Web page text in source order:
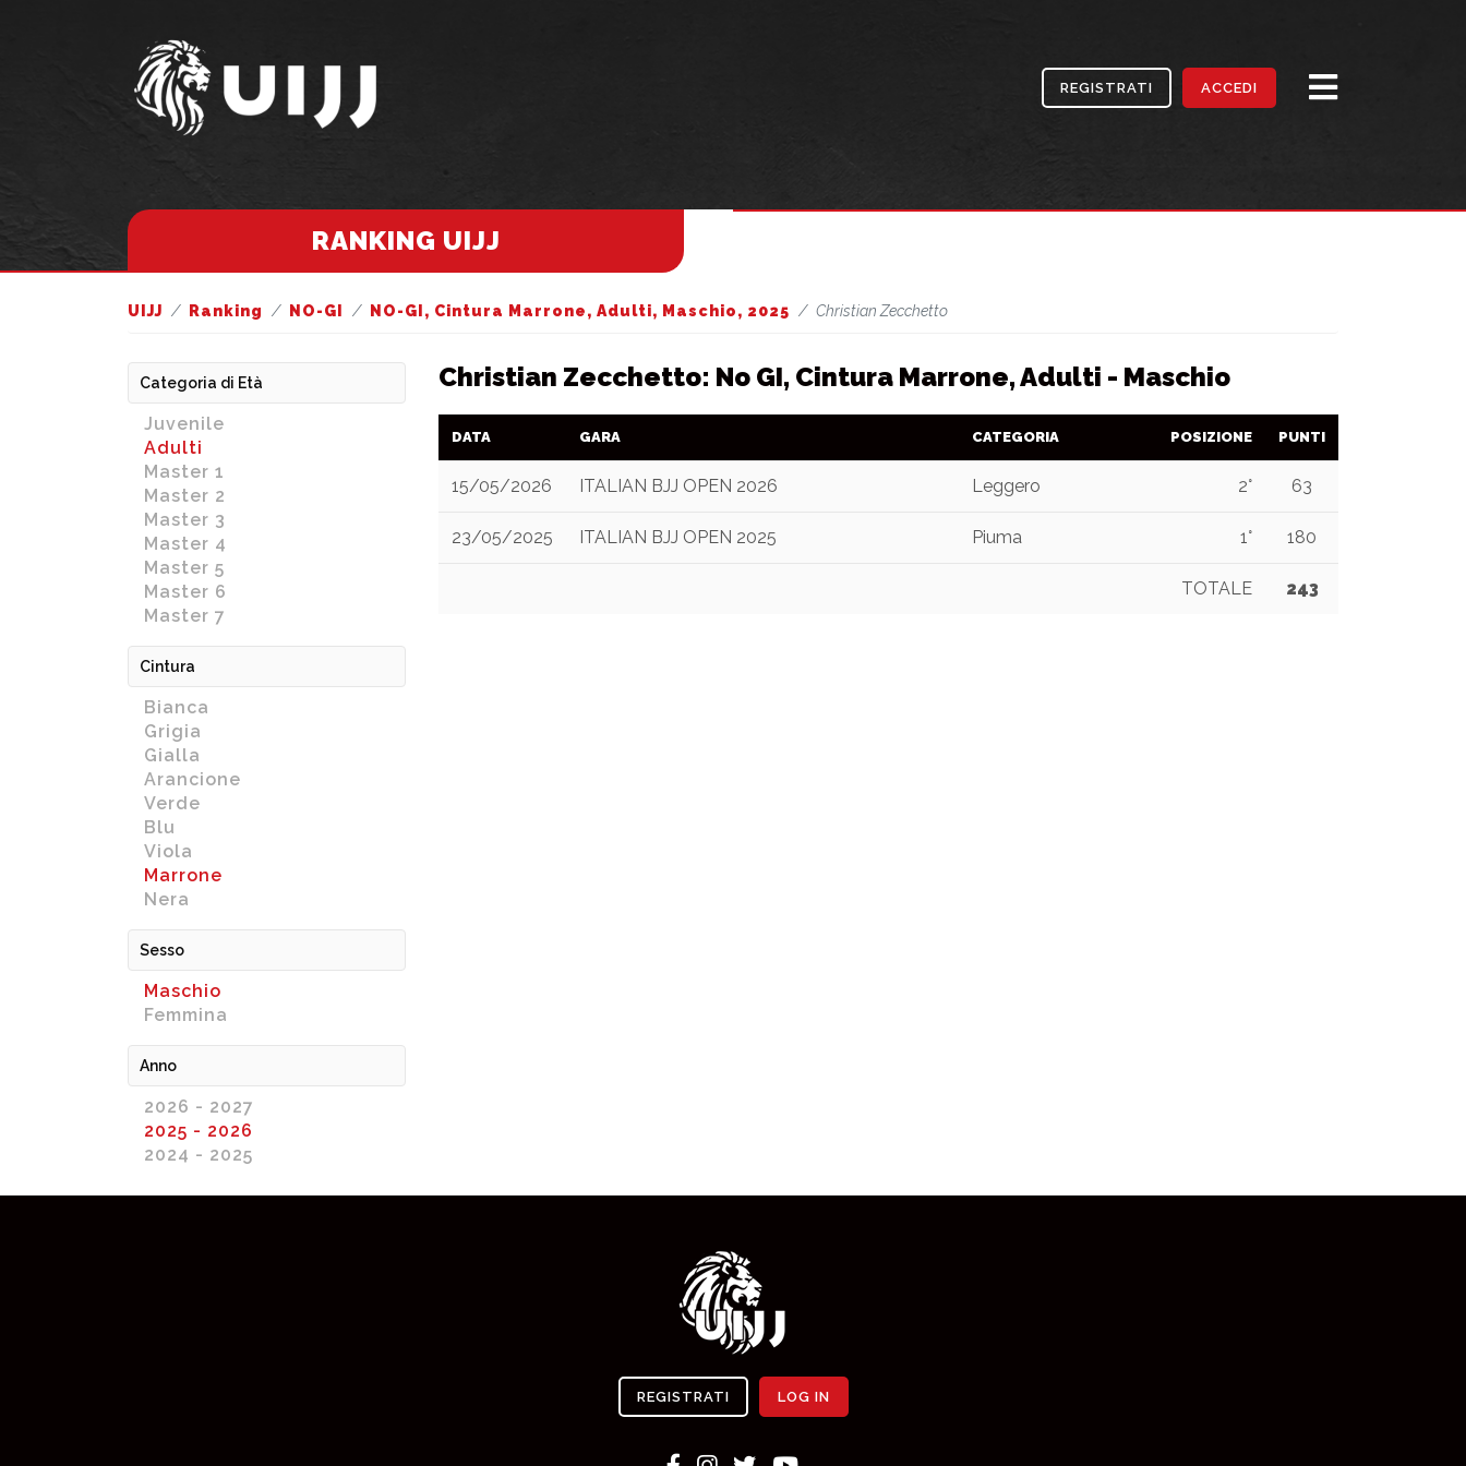
REGISTRATI ACCEDI
RANKING UIJJ
UIJJ Ranking NO-GI NO-GI, Cintura Marrone, Adulti, Maschio, 2025 Christian Zecchetto
Categoria di Età
Juvenile
Adulti
Master 1
Master 2
Master 3
Master 4
Master 5
Master 6
Master 7
Cintura
Bianca
Grigia
Gialla
Arancione
Verde
Blu
Viola
Marrone
Nera
Sesso
Maschio
Femmina
Anno
2026 - 2027
2025 - 2026
2024 - 2025
Christian Zecchetto: No GI, Cintura Marrone, Adulti - Maschio
DATA GARA CATEGORIA POSIZIONE PUNTI
15/05/2026 ITALIAN BJJ OPEN 2026 Leggero 2° 63
23/05/2025 ITALIAN BJJ OPEN 2025 Piuma 1° 180
TOTALE 243
REGISTRATI LOG IN